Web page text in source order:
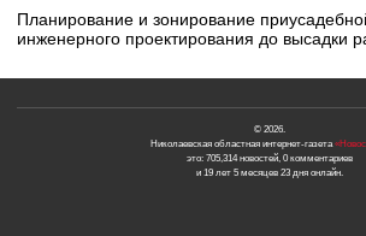
Планирование и зонирование
инженерного проектирования до высадки
© 2026.
Николаевская областная интернет-газета
это: 705,314 новостей, 0 комментариев
и 19 лет 5 месяцев 23 дня онлайн.